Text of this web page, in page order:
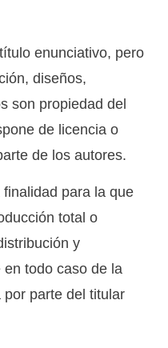
enunciativo, pero
diseños,
son propiedad del
de licencia o
de los autores.
para la que
total o
y
todo caso de la
parte del titular